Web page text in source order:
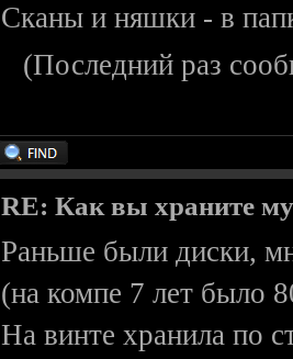
Сканы и няшки - в
(Последний раз
RE: Как вы храните
Раньше были диски,
(на компе 7 лет было
На винте хранила по